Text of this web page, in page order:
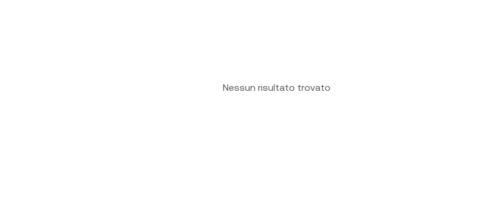
Nessun risultato trovato